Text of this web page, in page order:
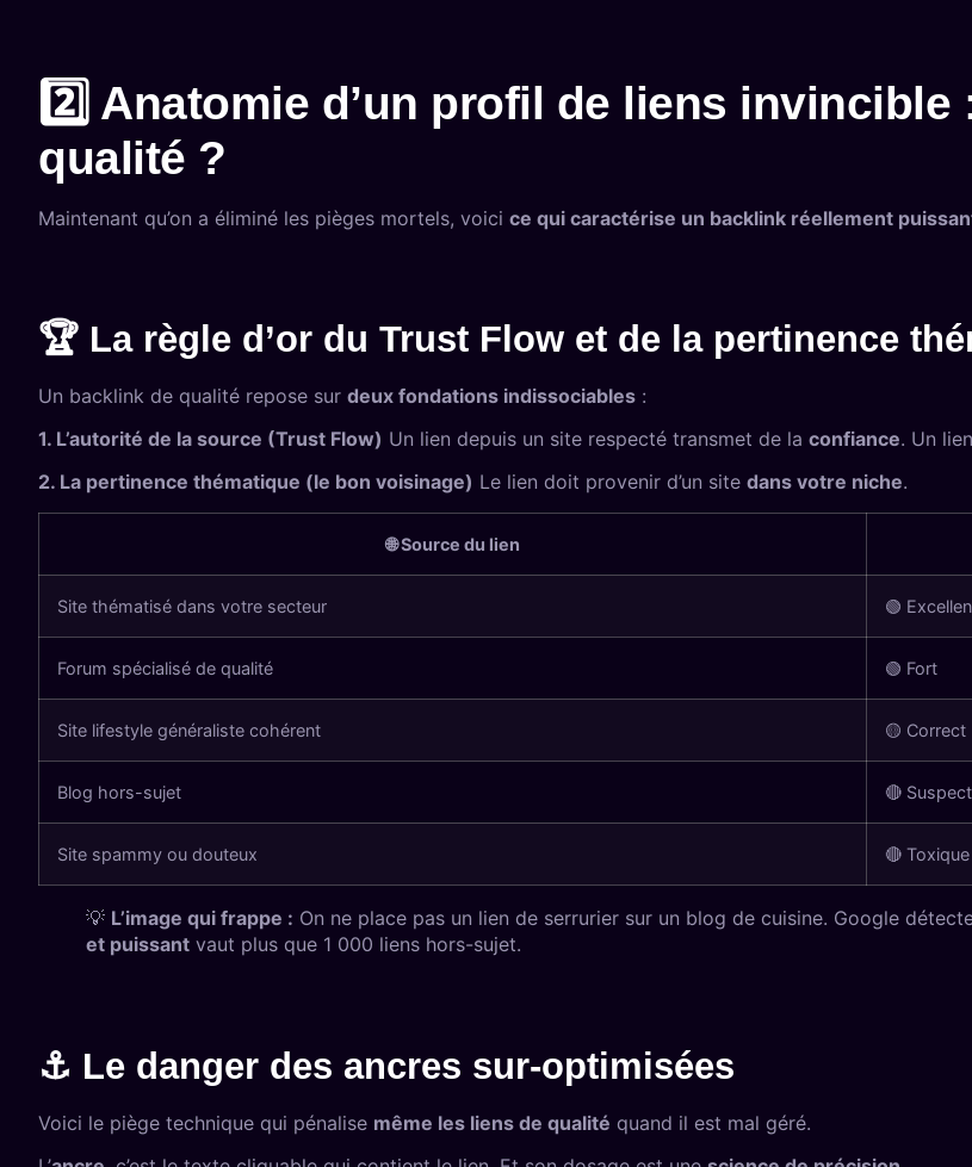
2️⃣ Anatomie d’un profil de liens invincible
qualité ?
Maintenant qu’on a éliminé les pièges mortels, voici ce qui caractérise un backlink réellement
🏆 La règle d’or du Trust Flow et de la pertinence
Un backlink de qualité repose sur deux fondations indissociables :
1. L’autorité de la source (Trust Flow) Un lien depuis un site respecté transmet de la confiance. Un
2. La pertinence thématique (le bon voisinage) Le lien doit provenir d’un site dans votre niche.
🌐 Source du lien
Site thématisé dans votre secteur 🟢
Forum spécialisé de qualité 🟢 Fort
Site lifestyle généraliste cohérent 🟡 Correct
Blog hors-sujet 🔴 Suspect
Site spammy ou douteux 🔴 Toxique
💡 L’image qui frappe : On ne place pas un lien de serrurier sur un blog de cuisine. Google
et puissant vaut plus que 1 000 liens hors-sujet.
⚓ Le danger des ancres sur-optimisées
Voici le piège technique qui pénalise même les liens de qualité quand il est mal géré.